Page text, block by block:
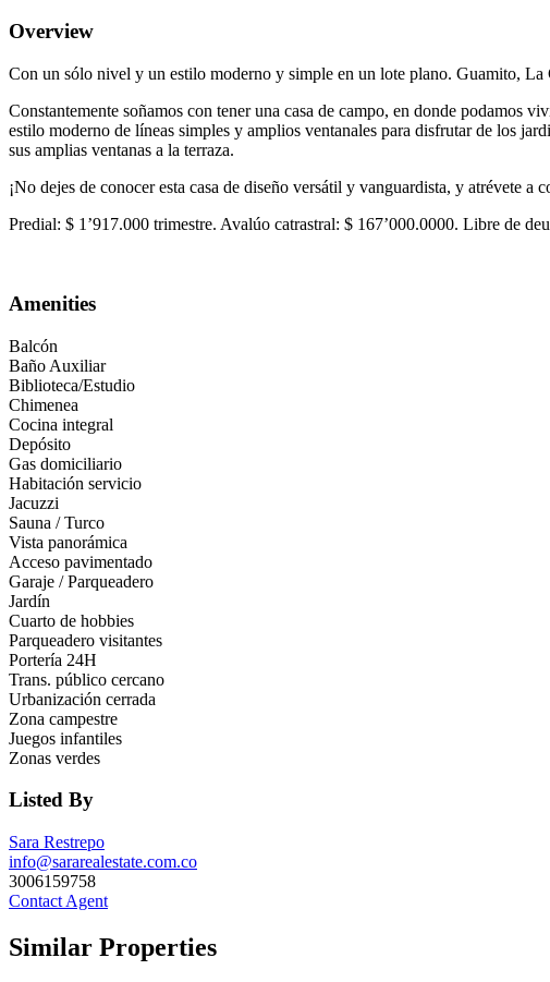
Overview
Con un sólo nivel y un estilo moderno y simple en un lote plano. Guamito, La
Constantemente soñamos con tener una casa de campo, en donde podamos
estilo moderno de líneas simples y amplios ventanales para disfrutar de los
sus amplias ventanas a la terraza.
¡No dejes de conocer esta casa de diseño versátil y vanguardista, y atrévete a
Predial: $ 1’917.000 trimestre. Avalúo catrastral: $ 167’000.0000. Libre de
Amenities
Balcón
Baño Auxiliar
Biblioteca/Estudio
Chimenea
Cocina integral
Depósito
Gas domiciliario
Habitación servicio
Jacuzzi
Sauna / Turco
Vista panorámica
Acceso pavimentado
Garaje / Parqueadero
Jardín
Cuarto de hobbies
Parqueadero visitantes
Portería 24H
Trans. público cercano
Urbanización cerrada
Zona campestre
Juegos infantiles
Zonas verdes
Listed By
Sara Restrepo
info@sararealestate.com.co
3006159758
Contact Agent
Similar Properties